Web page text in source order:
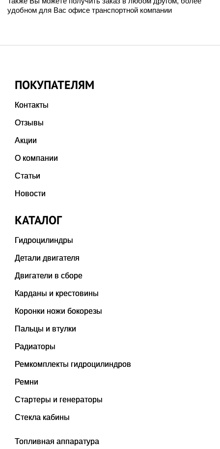
удобном для Вас офисе транспортной компании
ПОКУПАТЕЛЯМ
Контакты
Отзывы
Акции
О компании
Статьи
Новости
КАТАЛОГ
Гидроцилиндры
Детали двигателя
Двигатели в сборе
Карданы и крестовины
Коронки ножи бокорезы
Пальцы и втулки
Радиаторы
Ремкомплекты гидроцилиндров
Ремни
Стартеры и генераторы
Стекла кабины
Топливная аппаратура